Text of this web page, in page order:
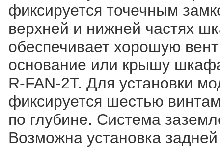
фиксируется точечным
верхней и нижней частях
обеспечивает хорошую
основание или крышу
R-FAN-2T. Для установки
фиксируется шестью
по глубине. Система
Возможна установка